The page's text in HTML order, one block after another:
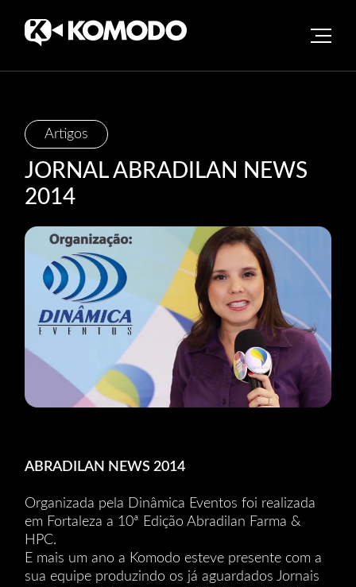
content
Artigos
JORNAL ABRADILAN NEWS
2014
ABRADILAN NEWS 2014
Organizada pela Dinâmica Eventos foi realizada
em Fortaleza a 10ª Edição Abradilan Farma &
HPC.
E mais um ano a Komodo esteve presente com a
sua equipe produzindo os já aguardados Jornais